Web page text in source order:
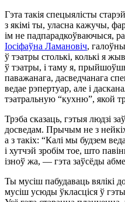
Гэта такія спецыялісты
з якімі ты, уласна кажучы,
ім не падпарадкоўваючыся,
Іосіфаўна Ламановіч,
ў тэатры столькі, колькі я
ў тэатры, і таму я,
паважанага, дасведчанага
ведае рэпертуар, але і
тэатральную “кухню”, якой
Трэба сказаць, гэтыя людзі
досведам. Прычым не з
а з такіх: “Калі мы будзем
і хутчэй зробім тое, што
ізноў жа, — гэта заўсёды
Ты мусіш пабудаваць вялікі
мусіш усюды ўкласціся ў